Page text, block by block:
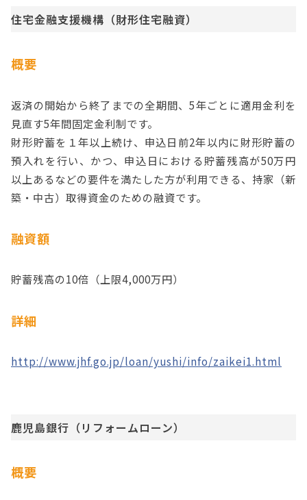
住宅金融支援機構（財形住宅融資）
概要
返済の開始から終了までの全期間、5年ごとに適用金利を
見直す5年間固定金利制です。
財形貯蓄を１年以上続け、申込日前2年以内に財形貯蓄の
預入れを行い、かつ、申込日における貯蓄残高が50万円
以上あるなどの要件を満たした方が利用できる、持家（新
築・中古）取得資金のための融資です。
融資額
貯蓄残高の10倍（上限4,000万円）
詳細
http://www.jhf.go.jp/loan/yushi/info/zaikei1.html
鹿児島銀行（リフォームローン）
概要